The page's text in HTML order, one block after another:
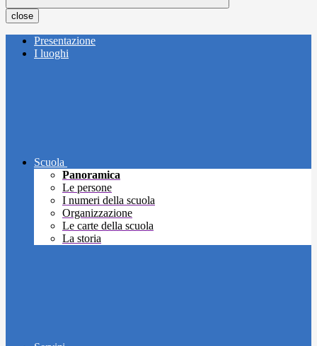
close
Presentazione
I luoghi
Scuola
Panoramica
Le persone
I numeri della scuola
Organizzazione
Le carte della scuola
La storia